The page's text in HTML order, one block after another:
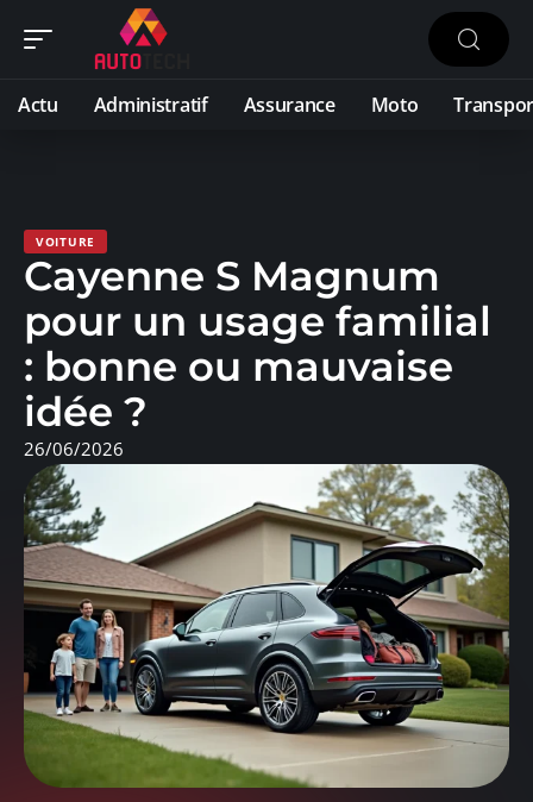
Actu Administratif Assurance Moto
VOITURE
Cayenne S Magnum
pour un usage familial
: bonne ou mauvaise
idée ?
26/06/2026